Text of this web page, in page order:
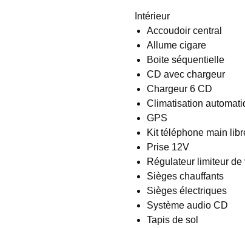
Intérieur
Accoudoir central
Allume cigare
Boite séquentielle
CD avec chargeur
Chargeur 6 CD
Climatisation
GPS
Kit téléphone main
Prise 12V
Régulateur limiteur de
Sièges chauffants
Sièges électriques
Système audio CD
Tapis de sol